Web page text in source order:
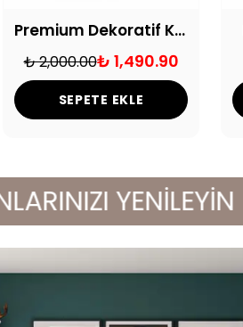
Premium Dekoratif Kum Saati
₺ 2,000.00₺ 1,490.90
SEPETE EKLE
YENİLEYİN